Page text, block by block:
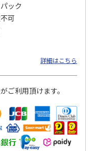
ック
可
詳細はこちら
ご利用頂けます。